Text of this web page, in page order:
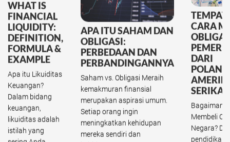
WHAT IS
FINANCIAL
LIQUIDITY:
DEFINITION,
FORMULA &
EXAMPLE
Apa itu Likuiditas
Keuangan?
Dalam bidang
keuangan,
likuiditas adalah
istilah yang
APA ITU SAHAM DAN
OBLIGASI:
PERBEDAAN DAN
PERBANDINGANNYA
Saham vs. Obligasi Meraih
kemakmuran finansial
merupakan aspirasi umum.
Setiap orang ingin
meningkatkan kehidupan
mereka sendiri dan
TEMPAT
CARA
DARI
SERIKAT
Bagaimana
Membeli
Negara?
pendidikan